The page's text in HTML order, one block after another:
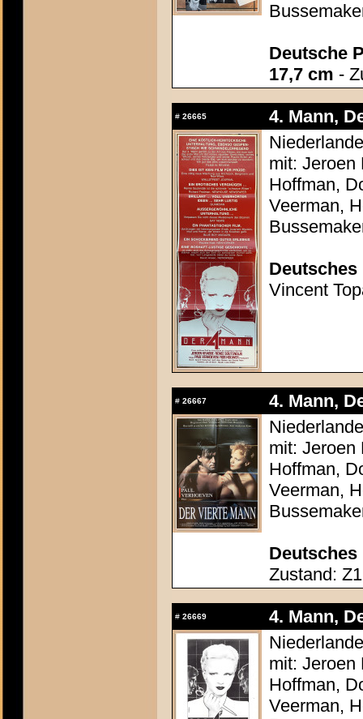
Deutsche
17,7 cm -
# 26665
4. Mann,
mit: Jeroen
Hoffman,
Veerman,
Vincent
# 26667
4. Mann,
mit: Jeroen
Hoffman,
Veerman,
Deutsches
Zustand:
# 26669
4. Mann,
mit: Jeroen
Hoffman,
Veerman,